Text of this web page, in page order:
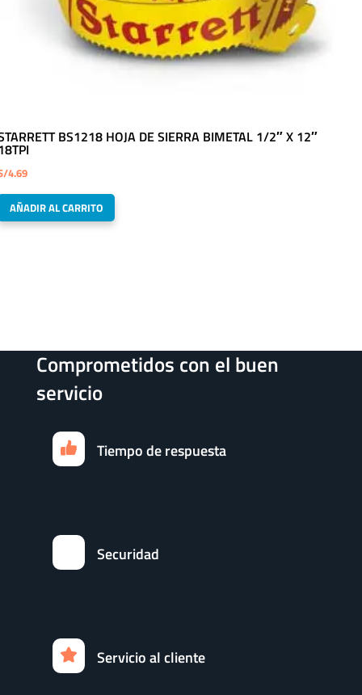
BS1218 HOJA DE SIERRA BIMETAL 1/2″ X 12″
4.69
AÑADIR AL CARRITO
Comprometidos con el buen
servicio
Tiempo de respuesta
Securidad
Servicio al cliente